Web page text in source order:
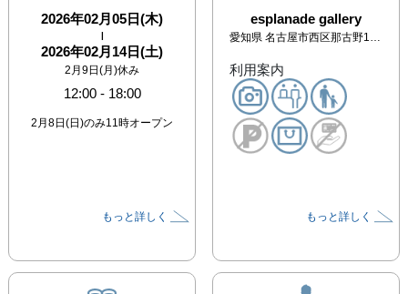
2026年02月05日(木)
|
2026年02月14日(土)
2月9日(月)休み
12:00- 18:00
2月8日(日)のみ11時オープン
もっと詳しく
esplanade gallery
愛知県 名古屋市西区那古野1-34-1
利用案内
もっと詳しく